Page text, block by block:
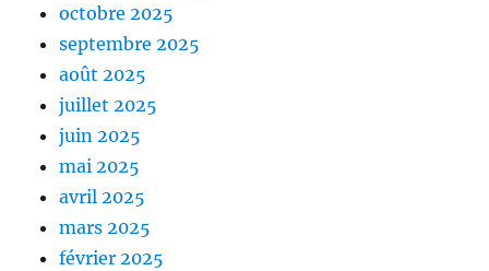
octobre 2025
septembre 2025
août 2025
juillet 2025
juin 2025
mai 2025
avril 2025
mars 2025
février 2025